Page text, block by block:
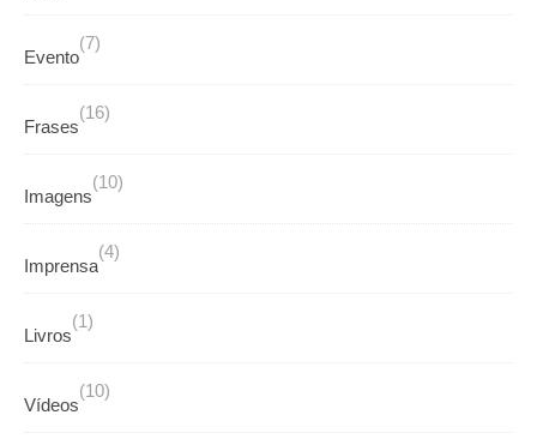
Evento
(7)
Frases
(16)
Imagens
(10)
Imprensa
(4)
Livros
(1)
Vídeos
(10)